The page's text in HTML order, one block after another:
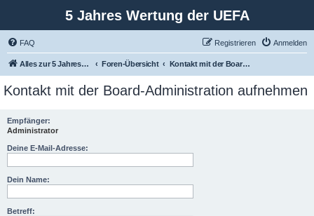
5 Jahres Wertung der UEFA
FAQ Anmelden
Registrieren
Alles zur 5 Jahreswertung / Tabelle der UEFA mit vielen Statistiken. Foren-Übersicht Kontakt mit der Board-Administration aufnehmen
Kontakt mit der Board-Administration aufnehmen
Empfänger:
Administrator
Deine E-Mail-Adresse:
Dein Name:
Betreff: